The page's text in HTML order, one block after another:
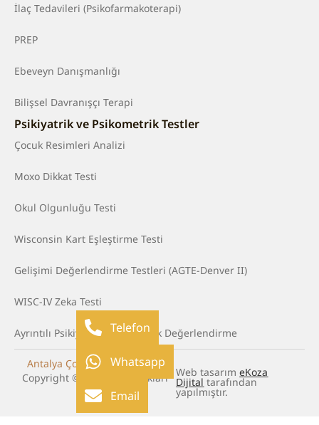
İlaç Tedavileri (Psikofarmakoterapi)
PREP
Ebeveyn Danışmanlığı
Bilişsel Davranışçı Terapi
Psikiyatrik ve Psikometrik Testler
Çocuk Resimleri Analizi
Moxo Dikkat Testi
Okul Olgunluğu Testi
Wisconsin Kart Eşleştirme Testi
Gelişimi Değerlendirme Testleri (AGTE-Denver II)
WISC-IV Zeka Testi
Ayrıntılı Psikiyatrik ve Psikolojik Değerlendirme
Web tasarımeKoza
Dijital tarafından
yapılmıştır.
Antalya Çocuk Psikoterapisti.
Copyright © 2025. Tüm hakları
saklıdır.
Telefon
Whatsapp
Email